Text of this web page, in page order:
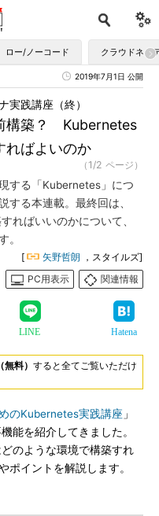
ロー/ノーコード クラウドネイ
2019年7月1日 公開
構築？ Kubernetes
ればよいのか
実践講座（終）
（1/2 ページ）
する「Kubernetes」につ
する本連載。最終回は、
ればいいのかについて、
。
[ 矢野哲朗 ，スタイルズ]
PC用表示
関連情報
LINE Hatena
料） すると全てご覧いただけ
のKubernetes実践講座 」
能を紹介してきました。
のような環境で構築すれ
ポイントを解説します。